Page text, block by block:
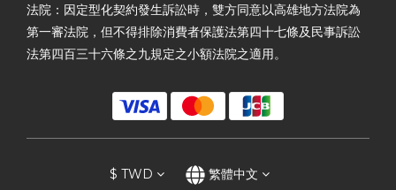
法院：因定型化契約發生訴訟時，雙方同意以高雄地方法院為
第一審法院，但不得排除消費者保護法第四十七條及民事訴訟
法第四百三十六條之九規定之小額法院之適用。
$ TWD 繁體中文